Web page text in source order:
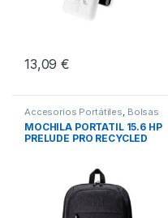
13,09€
Accesorios Portátiles, Bolsas
Transporte Portátiles, Movilidad
MOCHILA PORTATIL 15.6 HP
PRELUDE PRO RECYCLED